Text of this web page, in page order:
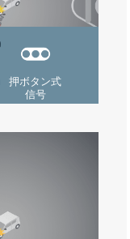
押ボタン式
信号